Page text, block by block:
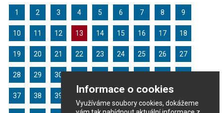
Informace o cookies
Využíváme soubory cookies, dokážeme
1 2 3 4 5 6 7 8 9
10 11 12 13 14 15 16 17 18
19 20 21 22 23 24 25 26 27
28 29 30
37 38 39